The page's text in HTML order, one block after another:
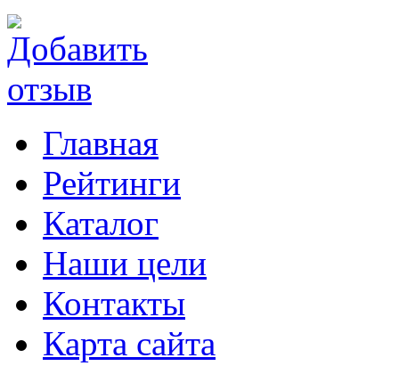
Главная
Рейтинги
Каталог
Наши цели
Контакты
Карта сайта